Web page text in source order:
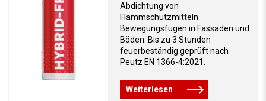
Abdichtung von
Flammschutzmitteln
Bewegungsfugen in Fassaden und
Böden. Bis zu 3 Stunden
feuerbeständig geprüft nach
Peutz EN 1366-4:2021.
Weiterlesen